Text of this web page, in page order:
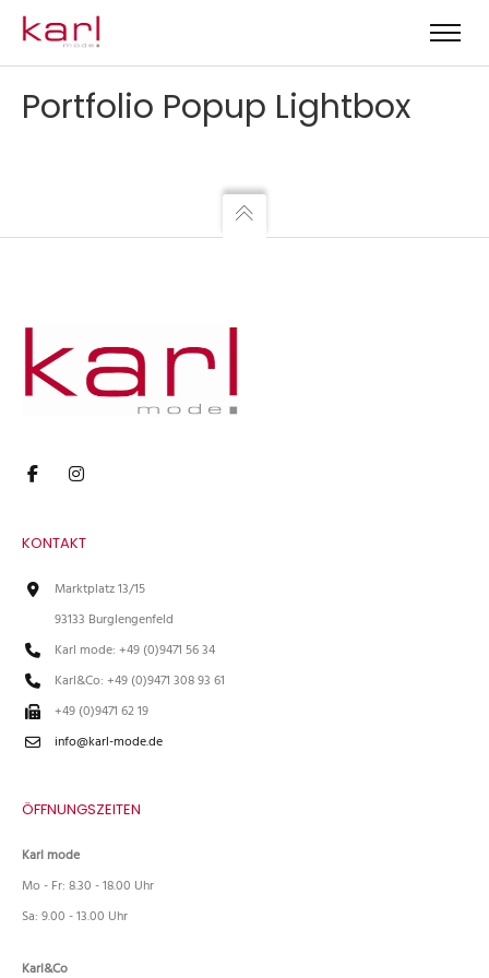
Portfolio Popup Lightbox
KONTAKT
Marktplatz 13/15
93133 Burglengenfeld
Karl mode: +49 (0)9471 56 34
Karl&Co: +49 (0)9471 308 93 61
+49 (0)9471 62 19
info@karl-mode.de
ÖFFNUNGSZEITEN
Karl mode
Mo - Fr: 8.30 - 18.00 Uhr
Sa: 9.00 - 13.00 Uhr
Karl&Co